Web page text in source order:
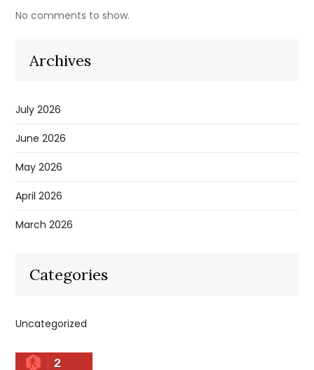
No comments to show.
Archives
July 2026
June 2026
May 2026
April 2026
March 2026
Categories
Uncategorized
2